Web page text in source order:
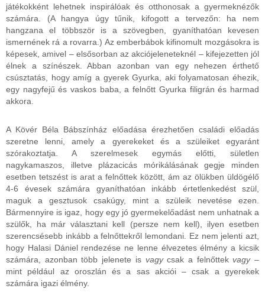
játékokként lehetnek inspirálóak és otthonosak a gyermeknézők
számára. (A hangya úgy tűnik, kifogott a tervezőn: ha nem
hangzana el többször is a szövegben, gyaníthatóan kevesen
ismernének rá a rovarra.) Az emberbábok kifinomult mozgásokra is
képesek, amivel – elsősorban az akciójeleneteknél – kifejezetten jól
élnek a színészek. Abban azonban van egy nehezen érthető
csúsztatás, hogy amíg a gyerek Gyurka, aki folyamatosan éhezik,
egy nagyfejű és vaskos baba, a felnőtt Gyurka filigrán és harmad
akkora.
A Kövér Béla Bábszínház előadása érezhetően családi előadás
szeretne lenni, amely a gyerekeket és a szüleiket egyaránt
szórakoztatja. A szerelmesek egymás előtti, sületlen
nagykamaszos, illetve plázacicás mórikálásának gegje minden
esetben tetszést is arat a felnőttek között, ám az ölükben üldögélő
4-6 évesek számára gyaníthatóan inkább értetlenkedést szül,
maguk a gesztusok csakúgy, mint a szüleik nevetése ezen.
Bármennyire is igaz, hogy egy jó gyermekelőadást nem unhatnak a
szülők, ha már választani kell (persze nem kell), ilyen esetben
szerencsésebb inkább a felnőttekről lemondani. Ez nem jelenti azt,
hogy Halasi Dániel rendezése ne lenne élvezetes élmény a kicsik
számára, azonban több jelenete is vagycsak a felnőttekvagy–
mint például az oroszlán és a sas akciói – csak a gyerekek
számára igazi élmény.